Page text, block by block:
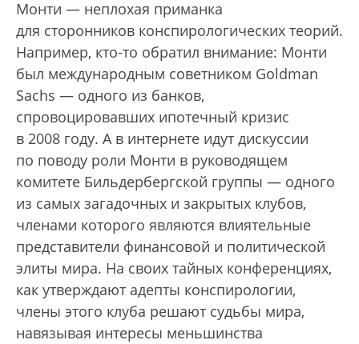
Монти — неплохая приманка
для сторонников конспирологических теорий.
Например, кто-то обратил внимание: Монти
был международным советником Goldman
Sachs — одного из банков,
спровоцировавших ипотечный кризис
в 2008 году. А в интернете идут дискуссии
по поводу роли Монти в руководящем
комитете Бильдербергской группы — одного
из самых загадочных и закрытых клубов,
членами которого являются влиятельные
представители финансовой и политической
элиты мира. На своих тайных конференциях,
как утверждают адепты конспирологии,
члены этого клуба решают судьбы мира,
навязывая интересы меньшинства